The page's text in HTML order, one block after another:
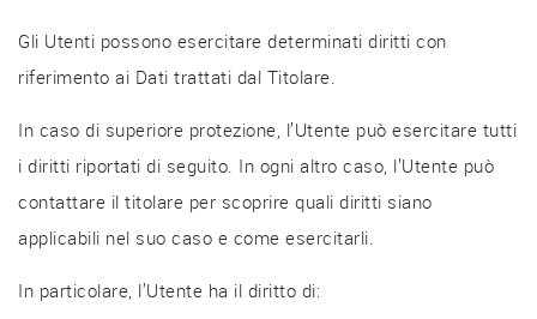
Gli Utenti possono esercitare determinati diritti con
riferimento ai Dati trattati dal Titolare.
In caso di superiore protezione, l’Utente può esercitare tutti
i diritti riportati di seguito. In ogni altro caso, l’Utente può
contattare il titolare per scoprire quali diritti siano
applicabili nel suo caso e come esercitarli.
In particolare, l’Utente ha il diritto di: